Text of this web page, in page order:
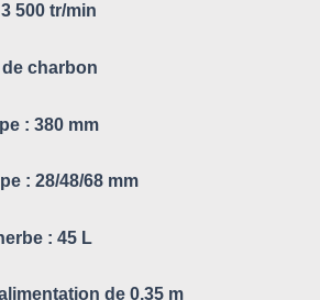
500 tr/min
de charbon
: 380 mm
: 28/48/68 mm
: 45 L
de 0,35 m